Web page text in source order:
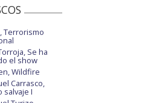
Terrorismo
Se ha
el show
Wildfire
Carrasco,
salvaje I